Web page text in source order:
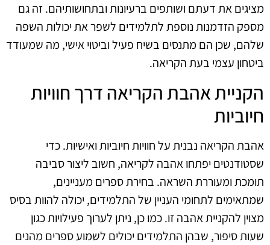
מציגים את דעתם ושותפים ברעיונות ובתחושותיהם. זה גם
מספק הזדמנות נוספת לתלמידים לשפר את יכולות השפה
שלהם, שכן הם מתנסים בשיח פעיל וביטוי אישי, מה שמעודד
ביטחון עצמי בעת הקריאה.
הקניית אהבת הקריאה דרך חוויות
חיוביות
אהבת הקריאה נבנית על חוויות חיוביות ואישיות. כדי
שסטודנטים יפתחו אהבה לקריאה, חשוב ליצור סביבה
תומכת ומעוררת השראה. בחירת ספרים מעניינים,
שמתאימים לתחומי העניין של התלמידים, יכולה להוות בסיס
מצוין להקניית אהבה זו. כמו כן, ניתן לערוך פעילויות כגון
שעות סיפור, שבהן התלמידים יכולים לשמוע ספרים מהנים